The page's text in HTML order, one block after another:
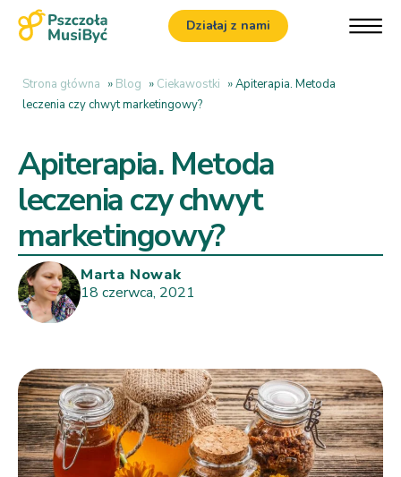
Działaj z nami
Strona główna » Blog » Ciekawostki »Apiterapia. Metoda
leczenia czy chwyt marketingowy?
Apiterapia. Metoda
leczenia czy chwyt
marketingowy?
Marta Nowak
18 czerwca, 2021